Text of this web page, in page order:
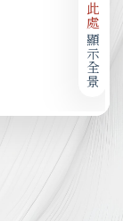
此處
顯示全景